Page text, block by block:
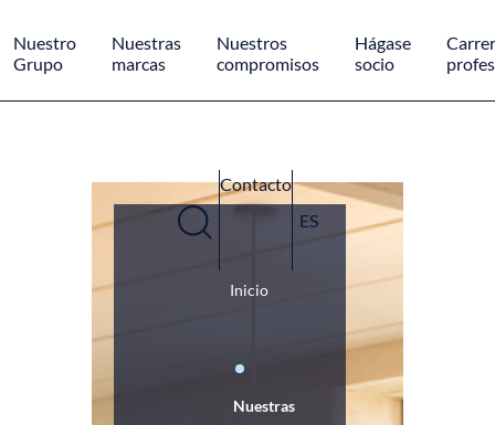
Nuestro
Grupo
Nuestras
marcas
Nuestros
compromisos
Hágase
socio
Contacto
ES
Inicio
Nuestras